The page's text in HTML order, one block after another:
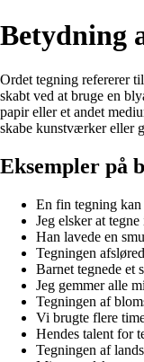
Betydning
Ordet tegning refererer
skabt ved at bruge en
papir eller et andet
skabe kunstværker eller
Eksempler på
En fin tegning
Jeg elsker at
Han lavede en
Tegningen
Barnet tegnede et
Jeg gemmer alle
Tegningen af
Vi brugte flere
Hendes talent for
Tegningen af